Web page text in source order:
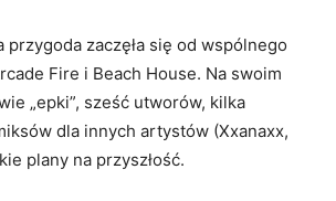
przygoda zaczęła się od wspólnego
Fire i Beach House. Na swoim
„epki”, sześć utworów, kilka
dla innych artystów (Xxanaxx,
plany na przyszłość.